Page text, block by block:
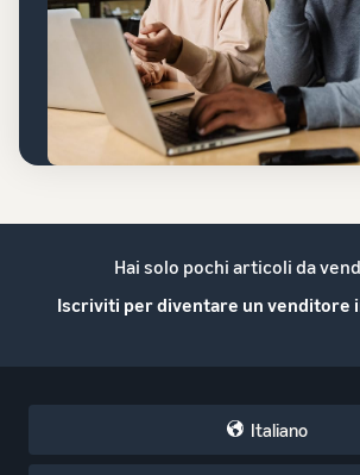
Hai solo pochi articoli da
Iscriviti per diventare un venditore
Italiano